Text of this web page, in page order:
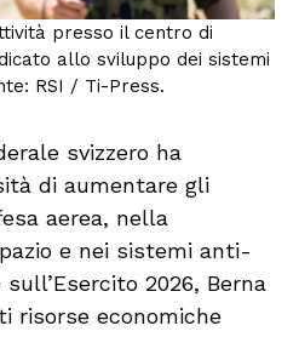
presso il centro di
allo sviluppo dei sistemi
RSI / Ti-Press.
svizzero ha
di aumentare gli
aerea, nella
e nei sistemi anti-
2026, Berna
risorse economiche